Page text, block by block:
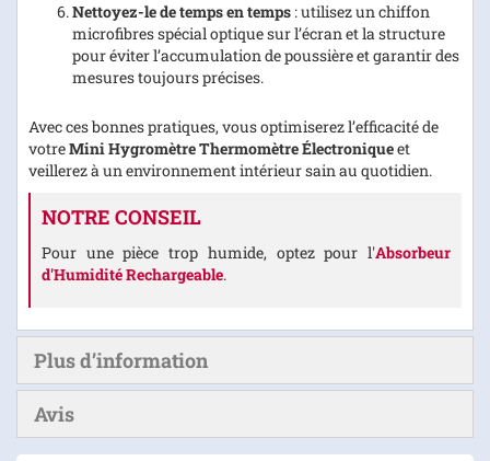
Nettoyez-le de temps en temps : utilisez un chiffon
microfibres spécial optique sur l’écran et la structure
pour éviter l’accumulation de poussière et garantir des
mesures toujours précises.
Avec ces bonnes pratiques, vous optimiserez l’efficacité de
votreMini Hygromètre Thermomètre Électroniqueet
veillerez à un environnement intérieur sain au quotidien.
NOTRE CONSEIL
Pour une pièce trop humide, optez pour l'Absorbeur
d'Humidité Rechargeable.
Plus d’information
Avis